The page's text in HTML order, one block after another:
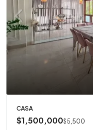
CASA
$1,500,000$5,500